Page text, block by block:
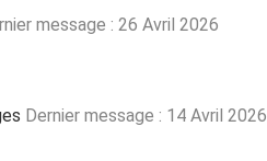
message : 26 Avril 2026
Dernier message : 14 Avril 2026